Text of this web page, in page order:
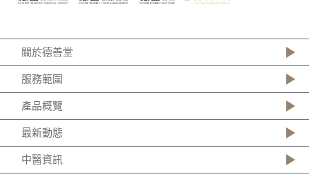
關於德善堂
服務範圍
產品概覽
最新動態
中醫資訊